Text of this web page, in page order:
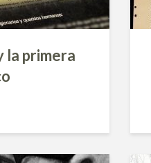
la primera